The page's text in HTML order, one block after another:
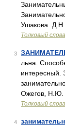
Ушакова.
Толковый
3
льна.
интересный.
Ожегов, Н.Ю.
Толковый
4